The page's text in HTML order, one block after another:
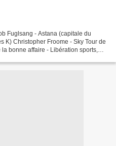
Fuglsang - Astana (capitale du
K) Christopher Froome - Sky Tour de
bonne affaire - Libération sports,